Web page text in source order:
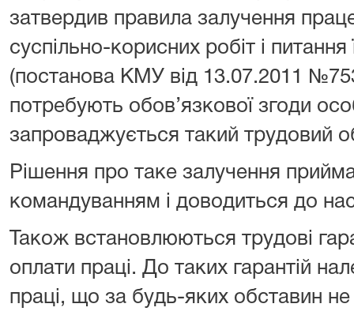
затвердив правила залучення
суспільно-корисних робіт і питання
(постанова КМУ від 13.07.2011
потребують обов’язкової згоди
запроваджується такий трудовий
Рішення про таке залучення
командуванням і доводиться до
Також встановлюються трудові
оплати праці. До таких гарантій
праці, що за будь-яких обставин